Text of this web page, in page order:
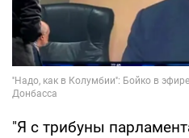
"Я с трибуны